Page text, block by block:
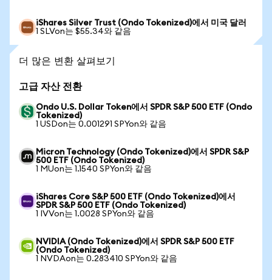
iShares Silver Trust (Ondo Tokenized)에서 미국 달러
1 SLVon는 $55.34와 같음
더 많은 변환 살펴보기
고급 자산 전환
Ondo U.S. Dollar Token에서 SPDR S&P 500 ETF (Ondo
Tokenized)
1 USDon는 0.001291 SPYon와 같음
Micron Technology (Ondo Tokenized)에서 SPDR S&P
500 ETF (Ondo Tokenized)
1 MUon는 1.1540 SPYon와 같음
iShares Core S&P 500 ETF (Ondo Tokenized)에서
SPDR S&P 500 ETF (Ondo Tokenized)
1 IVVon는 1.0028 SPYon와 같음
NVIDIA (Ondo Tokenized)에서 SPDR S&P 500 ETF
(Ondo Tokenized)
1 NVDAon는 0.283410 SPYon와 같음